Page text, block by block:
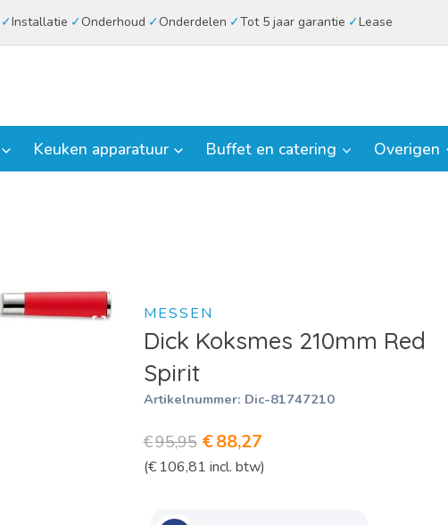
Installatie Onderhoud Onderdelen Tot 5 jaar garantie Lease
Keuken apparatuur Buffet en catering Overigen
MESSEN
Dick Koksmes 210mm Red
Spirit
Artikelnummer: Dic-81747210
€95,95 Oorspronkelijke
prijs
€88,27Huidige
prijs
(€ 106,81 incl. btw)